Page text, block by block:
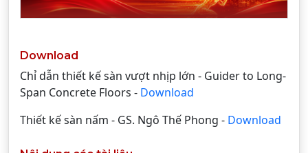
Download
Chỉ dẫn thiết kế sàn vượt nhịp lớn - Guider to Long-
Span Concrete Floors - Download
Thiết kế sàn nấm - GS. Ngô Thế Phong - Download